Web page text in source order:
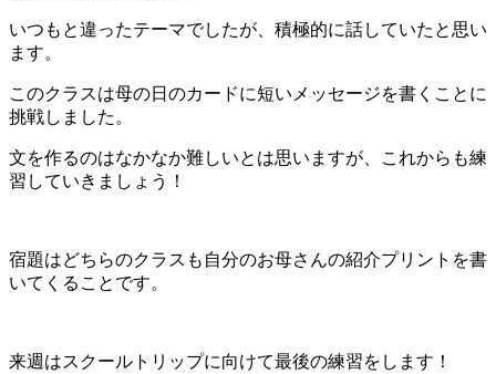
いつもと違ったテーマでしたが、積極的に話していたと思い
ます。
このクラスは母の日のカードに短いメッセージを書くことに
挑戦しました。
文を作るのはなかなか難しいとは思いますが、これからも練
習していきましょう！
宿題はどちらのクラスも自分のお母さんの紹介プリントを書
いてくることです。
来週はスクールトリップに向けて最後の練習をします！